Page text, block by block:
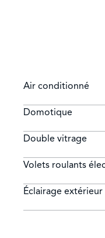
Air conditionné
Domotique
Double vitrage
Volets roulants
Éclairage extérieur